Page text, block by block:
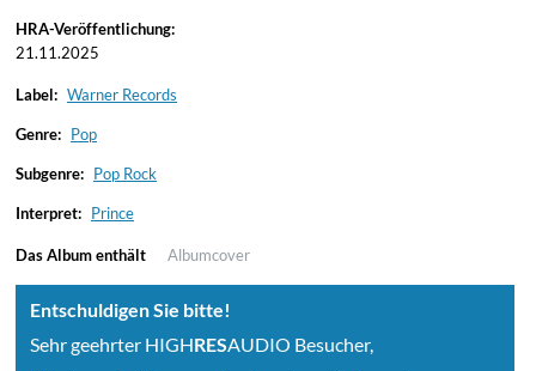
HRA-Veröffentlichung:
21.11.2025
Label: Warner Records
Genre: Pop
Subgenre: Pop Rock
Interpret: Prince
Das Album enthält Albumcover
Entschuldigen Sie bitte!
Sehr geehrter HIGHRESAUDIO Besucher,